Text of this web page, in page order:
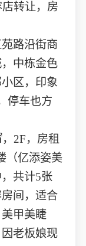
转让，房
路沿街商
中栋金色
区，印象
停车也方
2F，房租
（亿添姿美
共计5张
间，适合
甲美睫
老板娘现